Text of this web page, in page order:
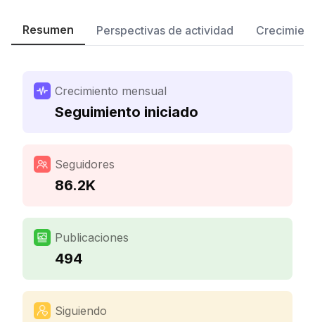
Resumen Perspectivas de actividad
Crecimiento mensual
Seguimiento iniciado
Seguidores
86.2K
Publicaciones
494
Siguiendo